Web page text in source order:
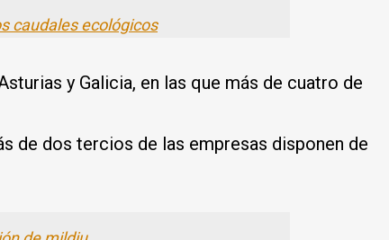
caudales ecológicos
y Galicia, en las que más de cuatro de
de dos tercios de las empresas disponen de